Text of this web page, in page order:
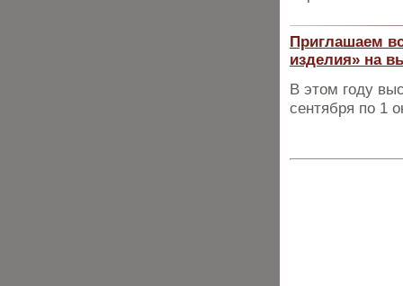
Приглашаем
изделия» на
В этом году
сентября по 1